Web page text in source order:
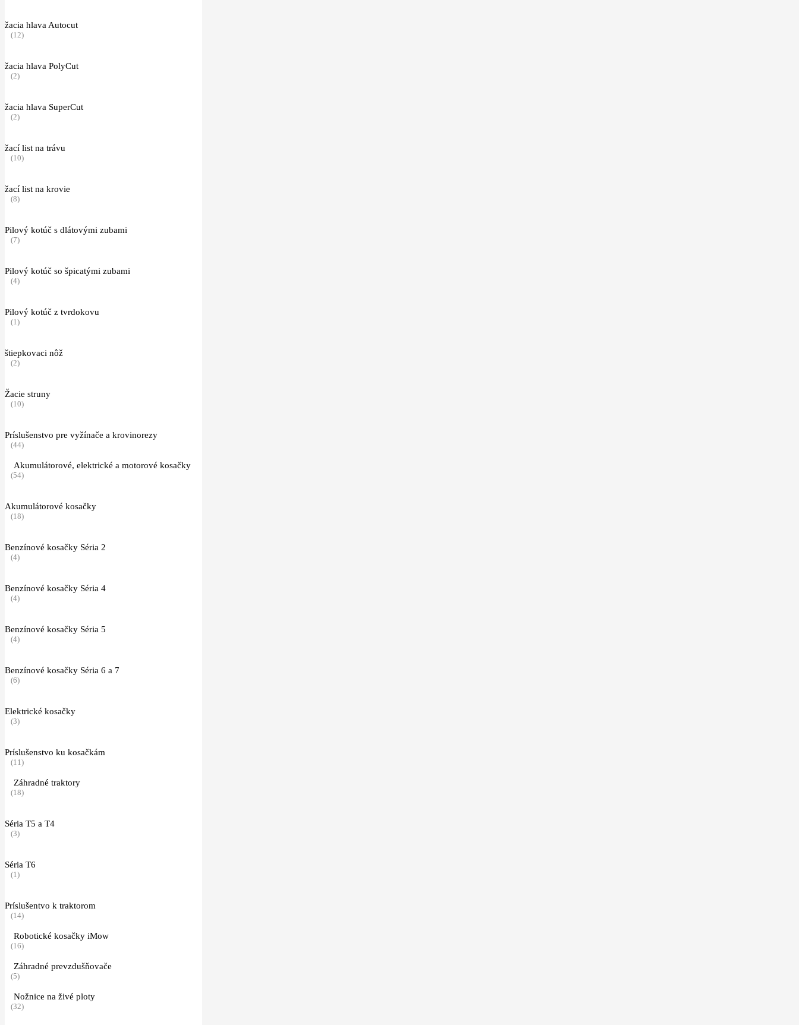
žacia hlava Autocut
(12)
žacia hlava PolyCut
(2)
žacia hlava SuperCut
(2)
žací list na trávu
(10)
žací list na krovie
(8)
Pilový kotúč s dlátovými zubami
(7)
Pilový kotúč so špicatými zubami
(4)
Pilový kotúč z tvrdokovu
(1)
štiepkovaci nôž
(2)
Žacie struny
(10)
Príslušenstvo pre vyžínače a krovinorezy
(44)
Akumulátorové, elektrické a motorové kosačky
(54)
Akumulátorové kosačky
(18)
Benzínové kosačky Séria 2
(4)
Benzínové kosačky Séria 4
(4)
Benzínové kosačky Séria 5
(4)
Benzínové kosačky Séria 6 a 7
(6)
Elektrické kosačky
(3)
Príslušenstvo ku kosačkám
(11)
Záhradné traktory
(18)
Séria T5 a T4
(3)
Séria T6
(1)
Príslušentvo k traktorom
(14)
Robotické kosačky iMow
(16)
Záhradné prevzdušňovače
(5)
Nožnice na živé ploty
(32)